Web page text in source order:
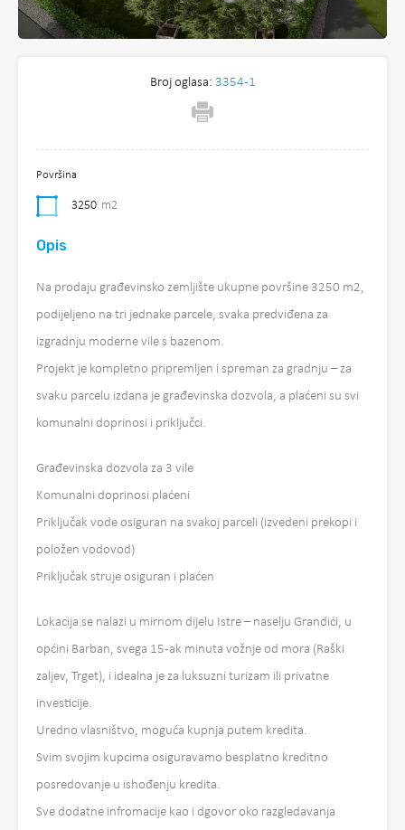
Broj oglasa: 3354-1
Površina
3250 m2
Opis
Na prodaju građevinsko zemljište ukupne površine 3250 m2,
podijeljeno na tri jednake parcele, svaka predviđena za
izgradnju moderne vile s bazenom.
Projekt je kompletno pripremljen i spreman za gradnju – za
svaku parcelu izdana je građevinska dozvola, a plaćeni su svi
komunalni doprinosi i priključci.
Građevinska dozvola za 3 vile
Komunalni doprinosi plaćeni
Priključak vode osiguran na svakoj parceli (izvedeni prekopi i
položen vodovod)
Priključak struje osiguran i plaćen
Lokacija se nalazi u mirnom dijelu Istre – naselju Grandići, u
općini Barban, svega 15-ak minuta vožnje od mora (Raški
zaljev, Trget), i idealna je za luksuzni turizam ili privatne
investicije.
Uredno vlasništvo, moguća kupnja putem kredita.
Svim svojim kupcima osiguravamo besplatno kreditno
posredovanje u ishođenju kredita.
Sve dodatne infromacije kao i dgovor oko razgledavanja